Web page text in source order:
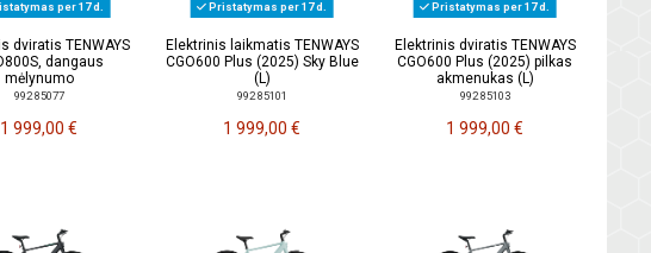
per 17 d.
dviratis TENWAYS
dangaus
mėlynumo
992 85077
1 999,00 €
Pristatymas per 17 d.
Elektrinis laikmatis TENWAYS
CGO600 Plus (2025) Sky Blue
(L)
992 85101
1 999,00 €
Pristatymas per 17 d.
Elektrinis dviratis TENWAYS
CGO600 Plus (2025) pilkas
akmenukas (L)
992 85103
1 999,00 €